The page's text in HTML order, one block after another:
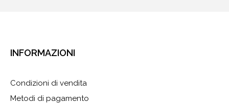
INFORMAZIONI
Condizioni di vendita
Metodi di pagamento